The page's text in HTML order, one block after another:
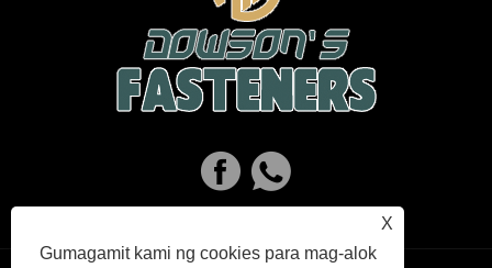
X
Gumagamit kami ng cookies para mag-alok